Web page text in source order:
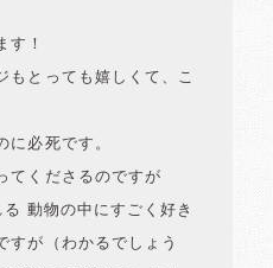
す！
もとっても嬉しくて、こ
に必死です。
てくださるのですが
動物の中にすごく好き
すが（わかるでしょう